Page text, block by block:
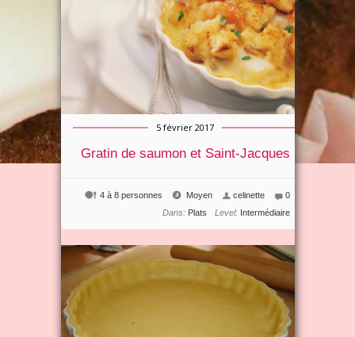
5 février 2017
Gratin de saumon et Saint-Jacques
0
celinette
Moyen
4 à 8 personnes
Level: Intermédiaire
Dans: Plats